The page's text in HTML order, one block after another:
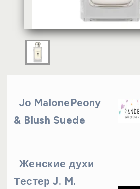
Jo MalonePeony
& Blush Suede
Женские духи
Тестер J. M.